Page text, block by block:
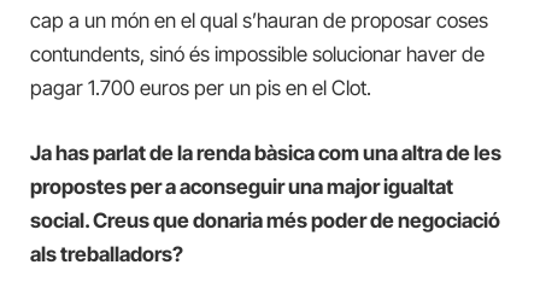
cap a un món en el qual s’hauran de proposar coses
contundents, sinó és impossible solucionar haver de
pagar 1.700 euros per un pis en el Clot.
Ja has parlat de la renda bàsica com una altra de les
propostes per a aconseguir una major igualtat
social. Creus que donaria més poder de negociació
als treballadors?